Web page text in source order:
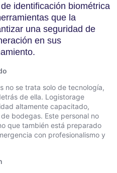
identificación biométrica
que la
una seguridad de
en sus
no se trata solo de tecnología,
de ella. Logistorage
altamente capacitado,
bodegas. Este personal no
que también está preparado
con profesionalismo y